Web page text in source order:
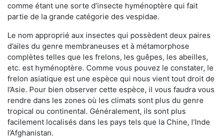
comme étant une sorte d’insecte hyménoptère qui fait
partie de la grande catégorie des vespidae.
Le nom approprié aux insectes qui possèdent deux paires
d’ailes du genre membraneuses et à métamorphose
complètes telles que les frelons, les guêpes, les abeilles,
etc. est hyménoptère. Comme vous pouvez le constater, le
frelon asiatique est une espèce qui nous vient tout droit de
l’Asie. Pour bien observer cette espèce, il vous faudra vous
rendre dans les zones où les climats sont plus du genre
tropical ou continental. Généralement, ils sont plus
facilement localisés dans les pays tels que la Chine, l’Inde
l’Afghanistan.